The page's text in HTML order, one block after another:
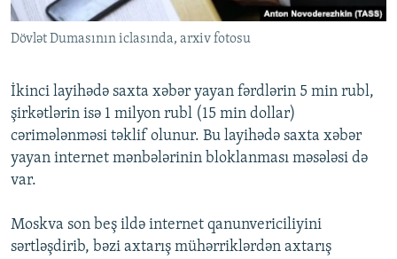
Dövlət Dumasının iclasında, arxiv fotosu
İkinci layihədə saxta xəbər yayan fərdlərin 5 min rubl,
şirkətlərin isə 1 milyon rubl (15 min dollar)
cərimələnməsi təklif olunur. Bu layihədə saxta xəbər
yayan internet mənbələrinin bloklanması məsələsi də
var.
Moskva son beş ildə internet qanunvericiliyini
sərtləşdirib, bəzi axtarış mühərriklərdən axtarış